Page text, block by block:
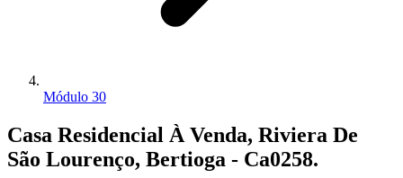
Módulo 30
Casa Residencial À Venda, Riviera De
São Lourenço, Bertioga - Ca0258.